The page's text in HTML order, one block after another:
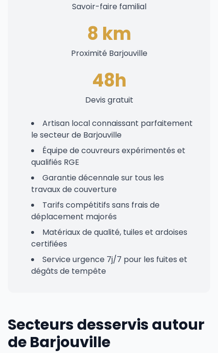
Savoir-faire familial
8 km
Proximité Barjouville
48h
Devis gratuit
Artisan local connaissant parfaitement
le secteur de Barjouville
Équipe de couvreurs expérimentés et
qualifiés RGE
Garantie décennale sur tous les
travaux de couverture
Tarifs compétitifs sans frais de
déplacement majorés
Matériaux de qualité, tuiles et ardoises
certifiées
Service urgence 7j/7 pour les fuites et
dégâts de tempête
Secteurs desservis autour
de Barjouville